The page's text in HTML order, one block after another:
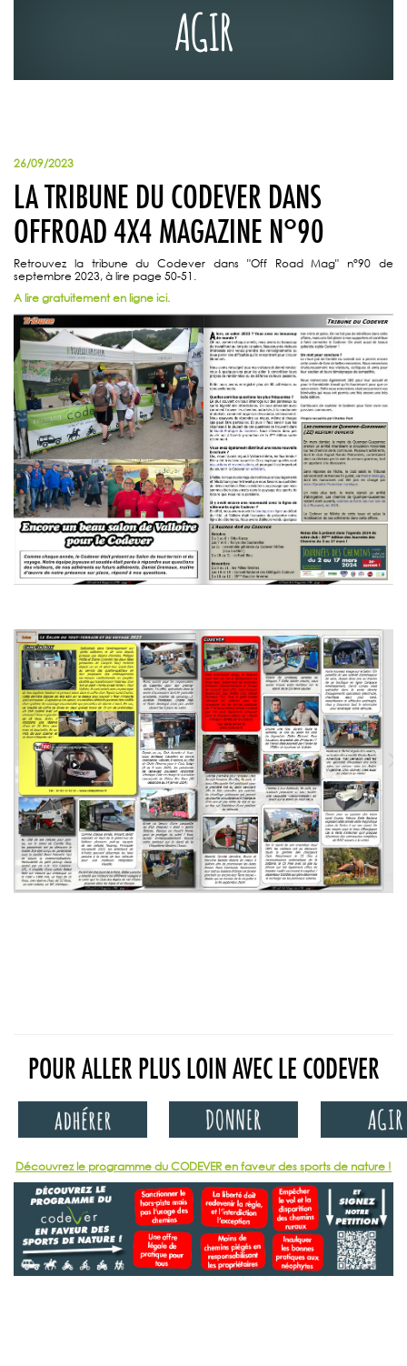
AGIR
26/09/2023
LA TRIBUNE DU CODEVER DANS
OFFROAD 4X4 MAGAZINE N°90
Retrouvez la tribune du Codever dans "Off Road Mag" n°90 de
septembre 2023, à lire page 50-51 .
A lire gratuitement en ligne ici.
POUR ALLER PLUS LOIN AVEC LE CODEVER
Découvrez le programme du CODEVER en faveur des sports de nature !